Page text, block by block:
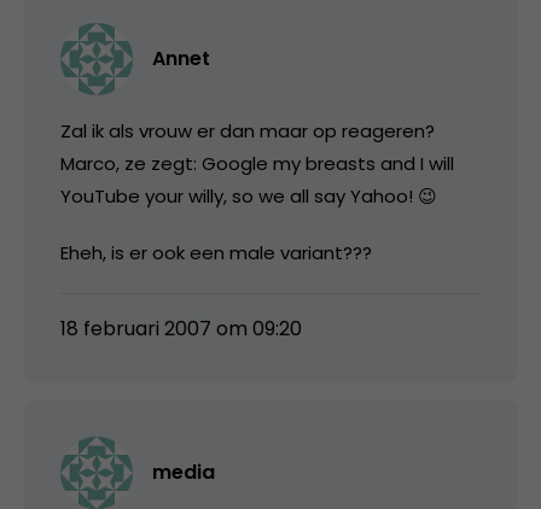
Annet
Zal ik als vrouw er dan maar op reageren?
Marco, ze zegt: Google my breasts and I will
YouTube your willy, so we all say Yahoo! 😉
Eheh, is er ook een male variant???
18 februari 2007 om 09:20
media